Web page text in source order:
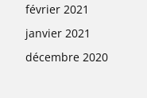
février 2021
janvier 2021
décembre 2020